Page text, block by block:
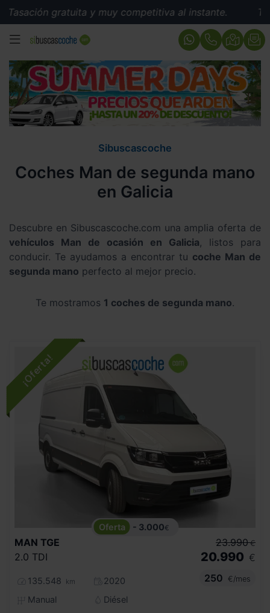
Tasación gratuita y muy competitiva al instante.
MENÚ
Sibuscascoche
Coches Man de segunda mano
en Galicia
Descubre en Sibuscascoche.com una amplia oferta de
vehículos Man de ocasión en Galicia, listos para
conducir. Te ayudamos a encontrar tu coche Man de
segunda mano perfecto al mejor precio.
Te mostramos 1 coches de segunda mano.
- 3.000€
MAN TGE
2.0 TDI
135.548 km
2020
Manual
Diésel
23.990 €
20.990 €
250
€/mes